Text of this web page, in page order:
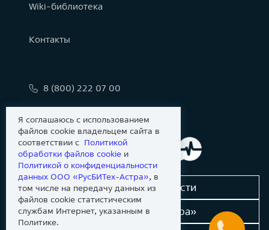
Wiki-библиотека
Контакты
8 (800) 222 07 00
Сообщить об уязвимости
Новости «Группы Астра»
Я соглашаюсь с использованием
файлов cookie владельцем сайта в
соответствии с Политикой
обработки файлов сookie и
Политикой о конфиденциальности
данных ООО «РусБИТех-Астра», в
том числе на передачу данных из
файлов cookie статистическим
службам Интернет, указанным в
Политике.